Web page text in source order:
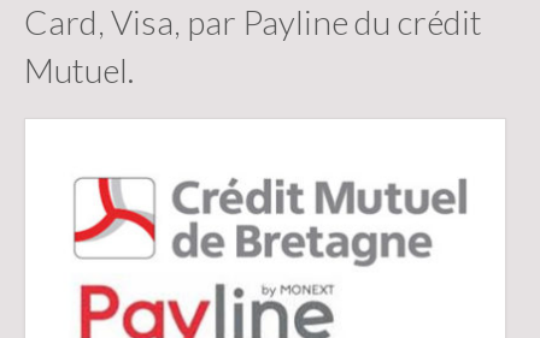
Card, Visa, par Payline du crédit
Mutuel.